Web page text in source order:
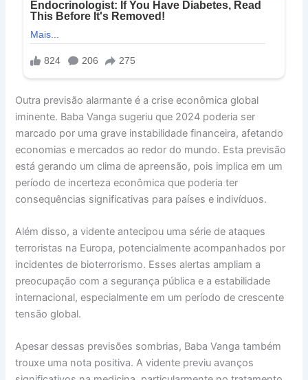
Outra previsão alarmante é a crise econômica global
iminente. Baba Vanga sugeriu que 2024 poderia ser
marcado por uma grave instabilidade financeira, afetando
economias e mercados ao redor do mundo. Esta previsão
está gerando um clima de apreensão, pois implica em um
período de incerteza econômica que poderia ter
consequências significativas para países e indivíduos.
Além disso, a vidente antecipou uma série de ataques
terroristas na Europa, potencialmente acompanhados por
incidentes de bioterrorismo. Esses alertas ampliam a
preocupação com a segurança pública e a estabilidade
internacional, especialmente em um período de crescente
tensão global.
Apesar dessas previsões sombrias, Baba Vanga também
trouxe uma nota positiva. A vidente previu avanços